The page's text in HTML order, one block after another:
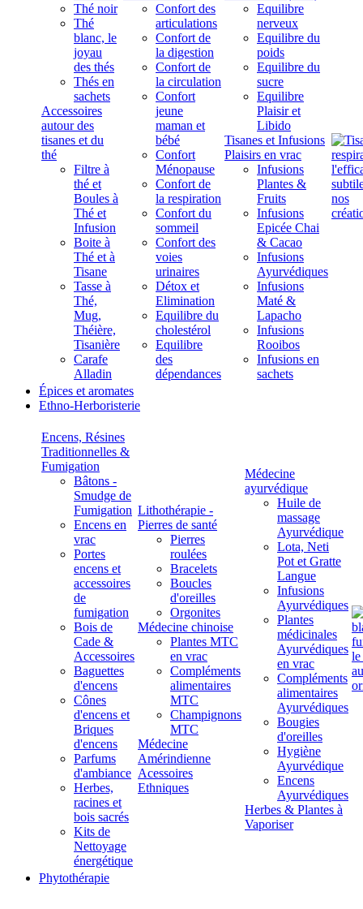
Thé noir
Thé
blanc, le
joyau
des thés
Thés en
sachets
Accessoires
autour des
tisanes et du
thé
Filtre à
thé et
Boules à
Thé et
Infusion
Boite à
Thé et à
Tisane
Tasse à
Thé,
Mug,
Théière,
Tisanière
Carafe
Alladin
Confort des
articulations
Confort de
la digestion
Confort de
la circulation
Confort
jeune
maman et
bébé
Confort
Ménopause
Confort de
la respiration
Confort du
sommeil
Confort des
voies
urinaires
Détox et
Elimination
Equilibre du
cholestérol
Equilibre
des
dépendances
Equilibre
nerveux
Equilibre du
poids
Equilibre du
sucre
Equilibre
Plaisir et
Libido
Tisanes et Infusions
Plaisirs en vrac
Infusions
Plantes &
Fruits
Infusions
Epicée Chai
& Cacao
Infusions
Ayurvédiques
Infusions
Maté &
Lapacho
Infusions
Rooibos
Infusions en
sachets
Épices et aromates
Ethno-Herboristerie
Encens, Résines
Traditionnelles &
Fumigation
Bâtons -
Smudge de
Fumigation
Encens en
vrac
Portes
encens et
accessoires
de
fumigation
Bois de
Cade &
Accessoires
Baguettes
d'encens
Cônes
d'encens et
Briques
d'encens
Parfums
d'ambiance
Herbes,
racines et
bois sacrés
Kits de
Nettoyage
énergétique
Lithothérapie -
Pierres de santé
Pierres
roulées
Bracelets
Boucles
d'oreilles
Orgonites
Médecine chinoise
Plantes MTC
en vrac
Compléments
alimentaires
MTC
Champignons
MTC
Médecine
Amérindienne
Acessoires
Ethniques
Médecine
ayurvédique
Huile de
massage
Ayurvédique
Lota, Neti
Pot et Gratte
Langue
Infusions
Ayurvédiques
Plantes
médicinales
Ayurvédiques
en vrac
Compléments
alimentaires
Ayurvédiques
Bougies
d'oreilles
Hygiène
Ayurvédique
Encens
Ayurvédiques
Herbes & Plantes à
Vaporiser
Phytothérapie